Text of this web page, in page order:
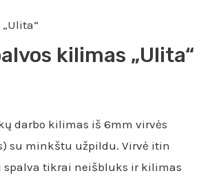
kilimas „Ulita“
darbo kilimas iš 6mm virvės
su minkštu užpildu. Virvė itin
spalva tikrai neišbluks ir kilimas